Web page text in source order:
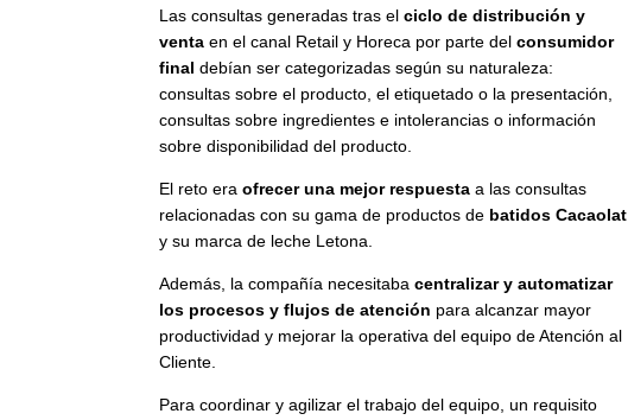
Las consultas generadas tras elciclo de distribución y
venta en el canal Retail y Horeca por parte delconsumidor
final debían ser categorizadas según su naturaleza:
consultas sobre el producto, el etiquetado o la presentación,
consultas sobre ingredientes e intolerancias o información
sobre disponibilidad del producto.
El reto eraofrecer una mejor respuesta a las consultas
relacionadas con su gama de productos de batidos Cacaolat
y su marca de leche Letona.
Además, la compañía necesitabacentralizar y automatizar
los procesos y flujos de atención para alcanzar mayor
productividad y mejorar la operativa del equipo de Atención al
Cliente.
Para coordinar y agilizar el trabajo del equipo, un requisito